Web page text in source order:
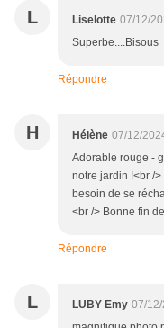
L Liselotte 07/12/
Superbe....Bisous
Répondre
H Hélène 07/12/
Adorable rouge -
notre jardin !<br /
besoin de se
<br /> Bonne fin
Répondre
L LUBY Emy 07/